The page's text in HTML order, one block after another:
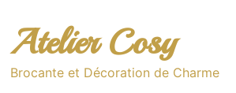
contenu
Atelier Cosy
Brocante et Décoration de Charme